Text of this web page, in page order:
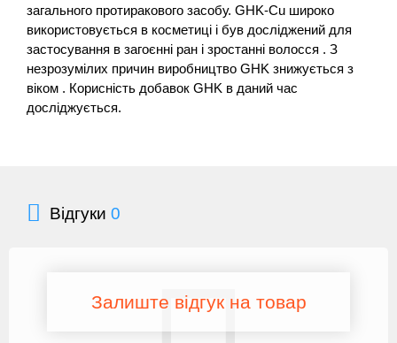
загального протиракового засобу. GHK-Cu широко
використовується в косметиці і був досліджений для
застосування в загоєнні ран і зростанні волосся . З
незрозумілих причин виробництво GHK знижується з
віком . Корисність добавок GHK в даний час
досліджується.
Відгуки 0
Залиште відгук на товар